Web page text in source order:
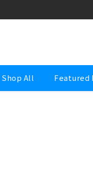
Welcome to
Shop All Featured